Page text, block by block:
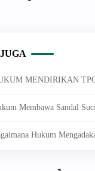
MENDIRIKAN
Membawa Sandal
Hukum